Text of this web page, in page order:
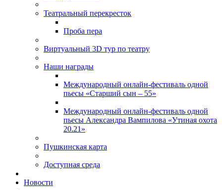
Театральный перекресток
Проба пера
Виртуальный 3D тур по театру
Наши награды
Международный онлайн-фестиваль одной
пьесы «Старший сын – 55»
Международный онлайн-фестиваль одной
пьесы Александра Вампилова «Утиная охота
20.21»
Пушкинская карта
Доступная среда
Новости